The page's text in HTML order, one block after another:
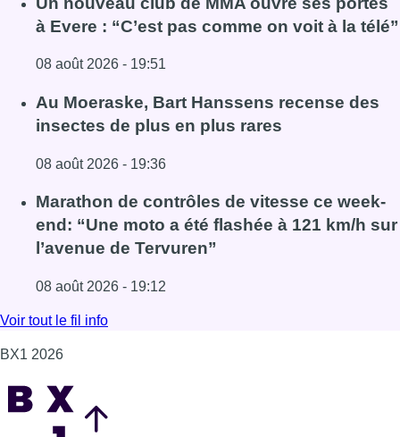
à Evere : “C’est pas comme on voit à la télé”
08 août 2026 - 19:51
Lire l'article Un nouveau club de MMA ouvre ses portes à
Au Moeraske, Bart Hanssens recense des
insectes de plus en plus rares
08 août 2026 - 19:36
Lire l'article Au Moeraske, Bart Hanssens recense des
Marathon de contrôles de vitesse ce week-
end: “Une moto a été flashée à 121 km/h sur
l’avenue de Tervuren”
08 août 2026 - 19:12
Lire l'article Marathon de contrôles de vitesse ce week-
Voir tout le fil info
BX1 2026